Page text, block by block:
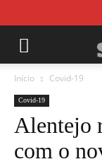
Início Covid-19
Covid-19
Alentejo
com o